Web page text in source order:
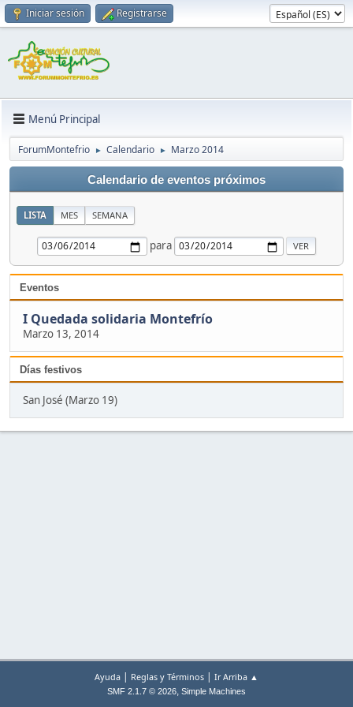
Iniciar sesión Registrarse
Menú Principal
ForumMontefrio ► Calendario ► Marzo 2014
Calendario de eventos próximos
LISTA MES SEMANA
para
Eventos
I Quedada solidaria Montefrío
Marzo 13, 2014
Días festivos
San José (Marzo 19)
Ayuda | Reglas y Términos | Ir Arriba ▲
SMF 2.1.7 © 2026, Simple Machines